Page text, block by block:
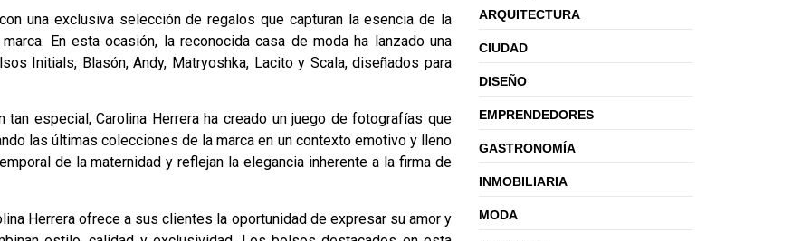
una exclusiva selección de regalos que capturan la esencia de la
En esta ocasión, la reconocida casa de moda ha lanzado una
Initials, Blasón, Andy, Matryoshka, Lacito y Scala, diseñados para
especial, Carolina Herrera ha creado un juego de fotografías que
las últimas colecciones de la marca en un contexto emotivo y lleno
de la maternidad y reflejan la elegancia inherente a la firma de
Herrera ofrece a sus clientes la oportunidad de expresar su amor y
ARQUITECTURA
CIUDAD
DISEÑO
EMPRENDEDORES
GASTRONOMÍA
INMOBILIARIA
MODA